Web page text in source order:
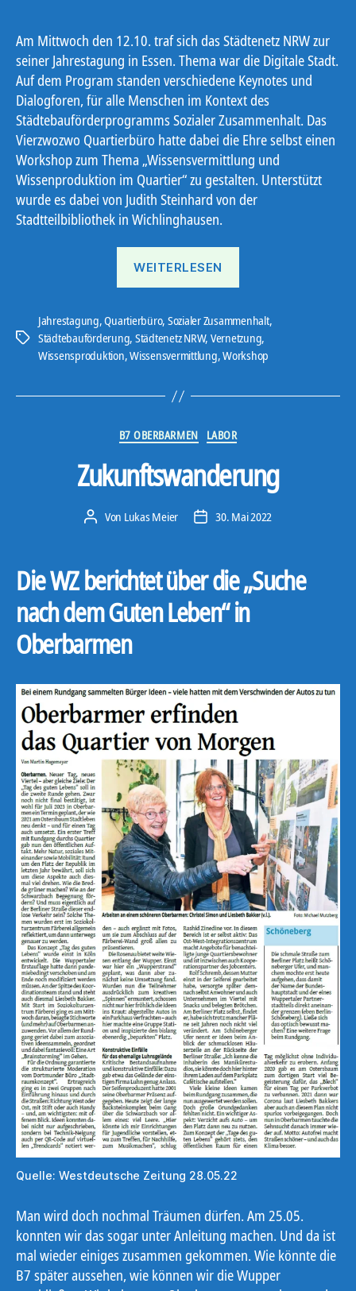
Am Mittwoch den 12.10. traf sich das Städtenetz NRW zur
seiner Jahrestagung in Essen. Thema war die Digitale Stadt.
Auf dem Program standen verschiedene Keynotes und
Dialogforen, für alle Menschen im Kontext des
Städtebauförderprogramms Sozialer Zusammenhalt. Das
Vierzwozwo Quartierbüro hatte dabei die Ehre selbst einen
Workshop zum Thema „Wissensvermittlung und
Wissenproduktion im Quartier“ zu gestalten. Unterstützt
wurde es dabei von Judith Steinhard von der
Stadtteilbibliothek in Wichlinghausen.
WEITERLESEN
Schlagwörter
Jahrestagung,Quartierbüro, Sozialer Zusammenhalt,
Städtebauförderung, Städtenetz NRW, Vernetzung,
Wissensproduktion,Wissensvermittlung,Workshop
Kategorien
B7 OBERBARMEN LABOR
Zukunftswanderung
Beitragsautor
Von Lukas Meier Veröffentlichungsdatum
30. Mai 2022
Die WZ berichtet über die „Suche
nach dem Guten Leben“ in
Oberbarmen
Quelle: Westdeutsche Zeitung 28.05.22
Man wird doch nochmal Träumen dürfen. Am 25.05.
konnten wir das sogar unter Anleitung machen. Und da ist
mal wieder einiges zusammen gekommen. Wie könnte die
B7 später aussehen, wie können wir die Wupper